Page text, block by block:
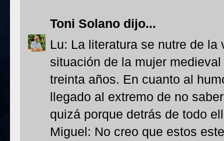
Toni Solano dijo...
Lu: La literatura se nutre de
situación de la mujer
treinta años. En cuanto al
llegado al extremo de no
quizá porque detrás de todo
Miguel: No creo que estos